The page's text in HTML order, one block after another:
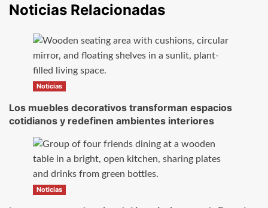
Noticias Relacionadas
Noticias
Los muebles decorativos transforman espacios
cotidianos y redefinen ambientes interiores
Noticias